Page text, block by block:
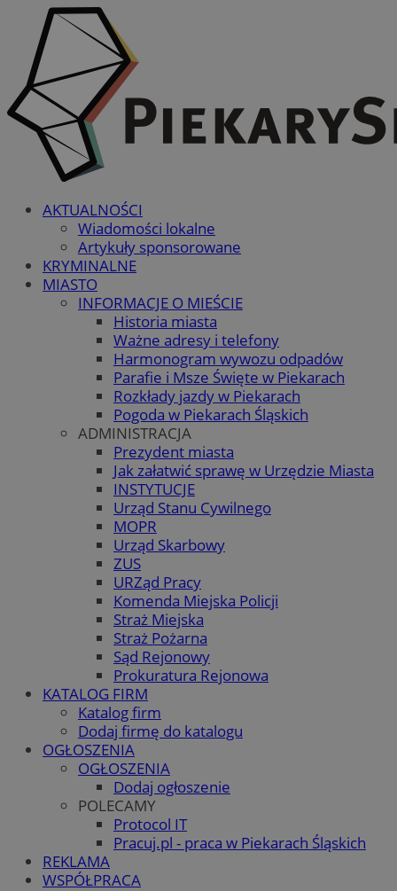
AKTUALNOŚCI
Wiadomości lokalne
Artykuły sponsorowane
KRYMINALNE
MIASTO
INFORMACJE O MIEŚCIE
Historia miasta
Ważne adresy i telefony
Harmonogram wywozu odpadów
Parafie i Msze Święte w Piekarach
Rozkłady jazdy w Piekarach
Pogoda w Piekarach Śląskich
ADMINISTRACJA
Prezydent miasta
Jak załatwić sprawę w Urzędzie Miasta
INSTYTUCJE
Urząd Stanu Cywilnego
MOPR
Urząd Skarbowy
ZUS
URZąd Pracy
Komenda Miejska Policji
Straż Miejska
Straż Pożarna
Sąd Rejonowy
Prokuratura Rejonowa
KATALOG FIRM
Katalog firm
Dodaj firmę do katalogu
OGŁOSZENIA
OGŁOSZENIA
Dodaj ogłoszenie
POLECAMY
Protocol IT
Pracuj.pl - praca w Piekarach Śląskich
REKLAMA
WSPÓŁPRACA